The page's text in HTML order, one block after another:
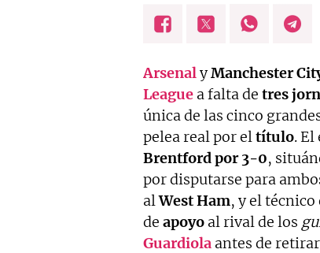
ArsenalyManchester
League a falta de tres
única de las cinco
pelea real por eltítulo. El
Brentford por3-0,
por disputarse para
alWest Ham, y el
de apoyo al rival de los
Guardiola antes de